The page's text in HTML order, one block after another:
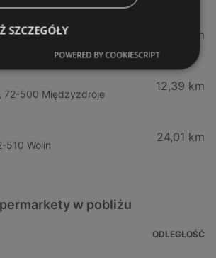
72-600 Świnoujście
2,77 km
72-500 Międzyzdroje
12,39 km
510 Wolin
24,01 km
w pobliżu
ODLEGŁOŚĆ
SZCZEGÓŁY
POWERED BY COOKIESCRIPT